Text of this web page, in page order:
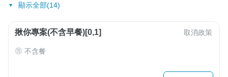
顯示全部(14)
揪你專案(不含早餐)[0,1] 取消政策
不含餐